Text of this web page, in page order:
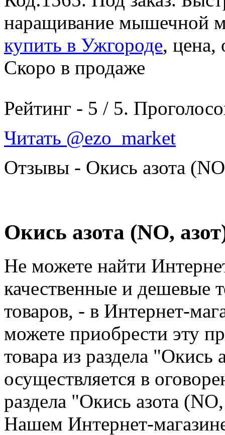
наращивание мышечной
купить в Ужгороде, цена,
Скоро в продаже
Рейтинг - 5 / 5.
Читать @ezo_market
Отзывы - Окись азота
Окись азота (NO,
Не можете найти
качественные и дешевые
товаров, - в Интернет-
можете приобрести эту
товара из раздела "Окись
осуществляется в
раздела "Окись азота
Нашем Интернет-